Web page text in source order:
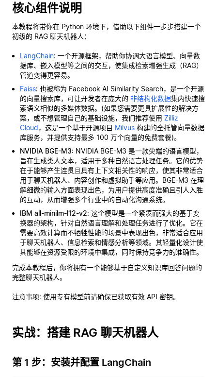
核心组件说明
本教程将带你在 Python 环境下，借助以下组件一步步搭建一个
初级的 RAG 聊天机器人：
LangChain: 一个开源框架，帮助你协调大语言模型、向量数
据库、嵌入模型等之间的交互，使集成检索增强生成（RAG）
管道变得更容易。
Faiss: 也被称为 Facebook AI Similarity Search，是一个开源
的向量搜索库，可让开发者在庞大的 非结构化数据集内快速搜
索语义相似的多媒体数据。(如果您需要更具扩展性的解决方
案，或不想管理自己的基础设施，我们推荐使用 Zilliz
Cloud，这是一个基于开源项目 Milvus 构建的全托管向量数据
库服务，并提供支持最多 100 万个向量的免费套餐)。
NVIDIA BGE-M3: NVIDIA BGE-M3 是一款尖端的语言模型，
旨在生成类人文本，适用于多种自然语言处理任务。它的优势
在于能够产生连贯且具有上下文相关性的响应，使其非常适合
用于聊天机器人、内容创作和虚拟助手等应用。BGE-M3 在理
解细微的输入方面表现出色，为用户提供高度准确且引人入胜
的互动，从而增强多个行业中的自动化沟通系统。
IBM all-minilm-l12-v2: 这个模型是一个紧凑而强大的基于变
换器的架构，针对自然语言理解和处理任务进行了优化。它在
需要高效计算而不牺牲性能的场景中表现出色，非常适合应用
于聊天机器人、信息检索和情感分析等领域。其轻量化设计使
其能够在资源受限的环境中集成，同时保持竞争力的准确性。
完成本教程后，你将拥有一个能够基于自定义知识库回答问题的
完整聊天机器人。
注意事项: 使用专有模型前请确保已获取有效 API 密钥。
实战：搭建 RAG 聊天机器人
第 1 步：安装并配置 LangChain